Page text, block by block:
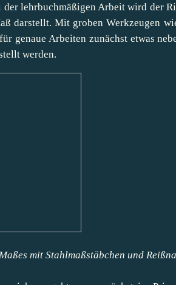
der lehrbuchmäßigen Arbeit wird der
darstellt. Mit groben Werkzeugen
genaue Arbeiten zunächst etwas
werden.
mit Stahlmaßstäbchen und